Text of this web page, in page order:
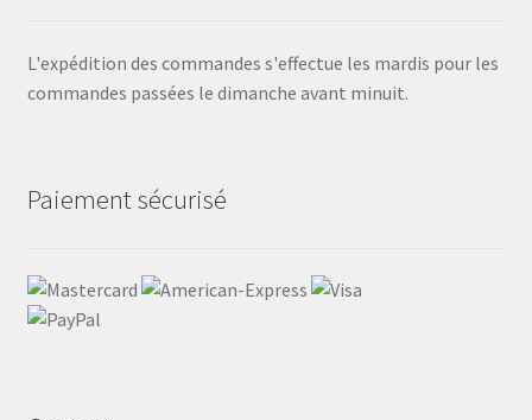
L'expédition des commandes s'effectue les mardis pour les
commandes passées le dimanche avant minuit.
Paiement sécurisé